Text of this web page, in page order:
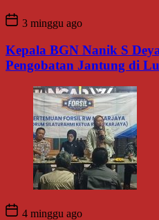
3 minggu ago
Kepala BGN Nanik S
Pengobatan Jantung di
4 minggu ago